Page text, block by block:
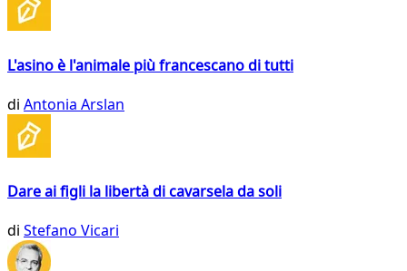
L'asino è l'animale più francescano di tutti
di Antonia Arslan
Dare ai figli la libertà di cavarsela da soli
di Stefano Vicari